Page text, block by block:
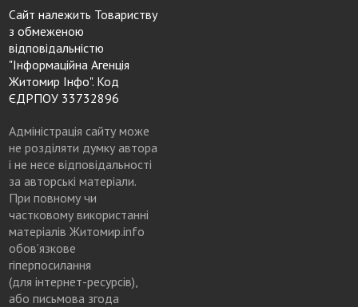
Сайт належить Товариству
з обмеженою
відповідальністю
"Інформаційна Агенція
Житомир Інфо". Код
ЄДРПОУ 33732896
Адміністрація сайту може
не розділяти думку автора
і не несе відповідальності
за авторські матеріали.
При повному чи
частковому використанні
матеріалів Житомир.info
обов’язкове
гіперпосилання
(для інтернет-ресурсів),
або письмова згода